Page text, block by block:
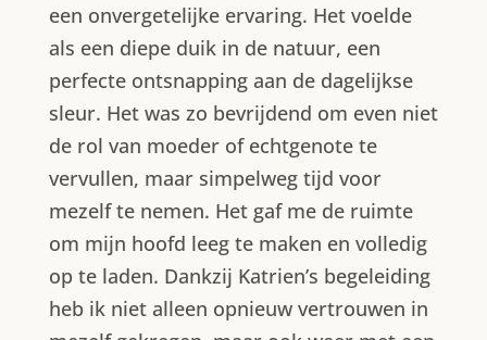
een onvergetelijke ervaring. Het voelde
als een diepe duik in de natuur, een
perfecte ontsnapping aan de dagelijkse
sleur. Het was zo bevrijdend om even niet
de rol van moeder of echtgenote te
vervullen, maar simpelweg tijd voor
mezelf te nemen. Het gaf me de ruimte
om mijn hoofd leeg te maken en volledig
op te laden. Dankzij Katrien’s begeleiding
heb ik niet alleen opnieuw vertrouwen in